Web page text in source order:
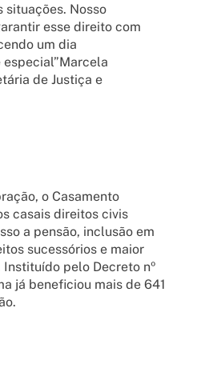
situações. Nosso
esse direito com
um dia
de Justiça e
o Casamento
casais direitos civis
a pensão, inclusão em
sucessórios e maior
pelo Decreto nº
já beneficiou mais de 641